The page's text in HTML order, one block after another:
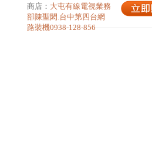
商店： 大屯有線電視業務
部陳聖閎.台中第四台網
路裝機0938-128-856